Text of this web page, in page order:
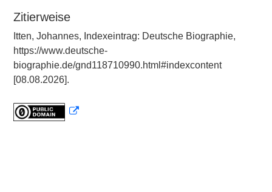
Zitierweise
Itten, Johannes, Indexeintrag: Deutsche Biographie,
https://www.deutsche-
biographie.de/gnd118710990.html#indexcontent
[08.08.2026].